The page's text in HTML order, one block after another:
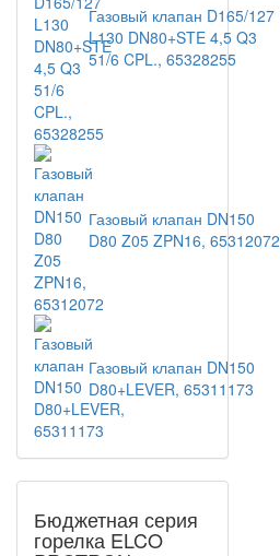
Газовый клапан D165/127
L130 DN80+STE 4,5 Q3
51/6 CPL., 65328255
Газовый клапан DN150
D80 Z05 ZPN16, 65312072
Газовый клапан DN150
D80+LEVER, 65311173
Бюджетная серия
горелка ELCO